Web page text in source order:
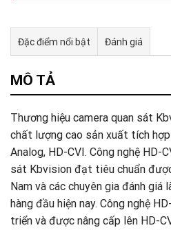
Đặc điểm nổi bật Đánh giá
Tư vấn & bán hàng qua Facebook
MÔ TẢ
Thương hiệu camera quan sát
chất lượng cao sản xuất tích hợp
Analog, HD-CVI. Công nghệ HD-
sát Kbvision đạt tiêu chuẩn
Nam và các chuyên gia đánh giá
hàng đầu hiện nay. Công nghệ
triển và được nâng cấp lên HD-